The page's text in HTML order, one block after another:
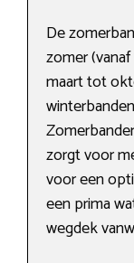
De
zomer
maart tot
zorgt voor
voor een
een prima
wegdek